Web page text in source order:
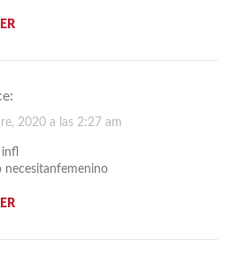
2020 a las 2:27 am
necesitanfemenino